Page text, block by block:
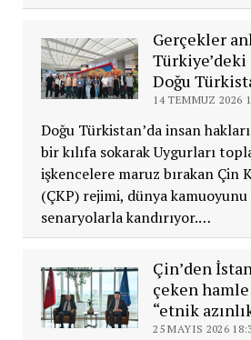
Gerçekler
Doğu
14 TEMMUZ 2026
Doğu Türkistan’da insan
bir kılıfa sokarak Uygurları
işkencelere maruz bırakan Çin
(ÇKP) rejimi, dünya kamuoyunu
senaryolarla kandırıyor.…
Çin’den
çeken
“etnik
25 MAYIS 2026